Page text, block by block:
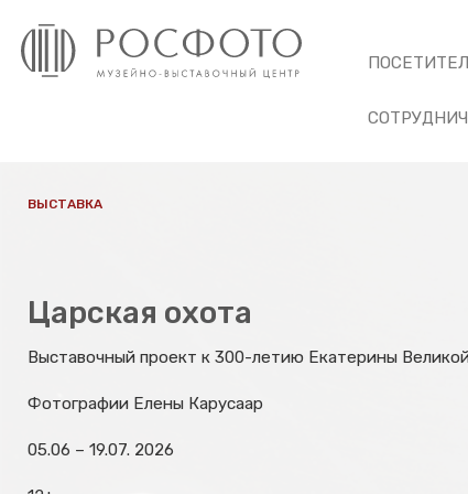
ВЫСТАВКА
Царская охота
Выставочный проект к 300-летию Екатерины
Фотографии Елены Карусаар
05.06 – 19.07. 2026